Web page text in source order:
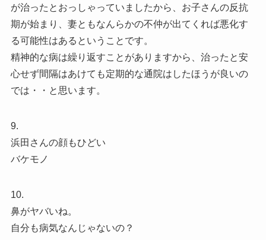
が治ったとおっしゃっていましたから、お子さんの反抗
期が始まり、妻ともなんらかの不仲が出てくれば悪化す
る可能性はあるということです。
精神的な病は繰り返すことがありますから、治ったと安
心せず間隔はあけても定期的な通院はしたほうが良いの
では・・と思います。
9.
浜田さんの顔もひどい
バケモノ
10.
鼻がヤバいね。
自分も病気なんじゃないの？